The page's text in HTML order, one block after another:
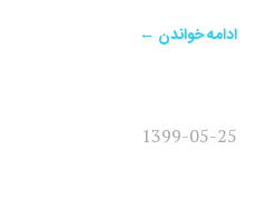
ادامه خواندن ←
1399-05-25